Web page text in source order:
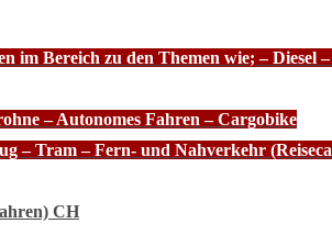
im Bereich zu den Themen wie; – Diesel
– Autonomes Fahren – Cargobike
– Tram – Fern- und Nahverkehr
CH